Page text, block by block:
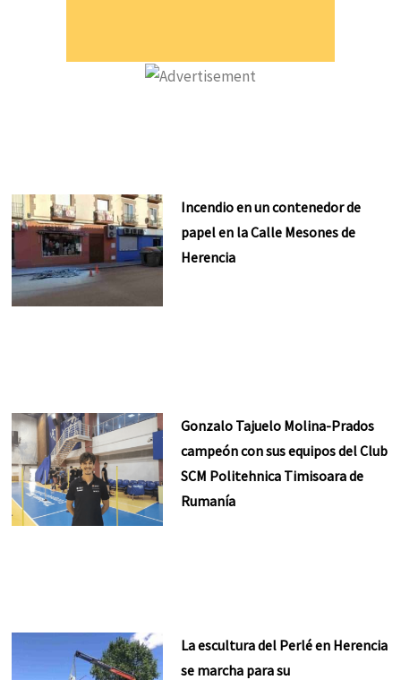
Incendio en un contenedor de
papel en la Calle Mesones de
Herencia
Gonzalo Tajuelo Molina-Prados
campeón con sus equipos del Club
SCM Politehnica Timisoara de
Rumanía
La escultura del Perlé en Herencia
se marcha para su